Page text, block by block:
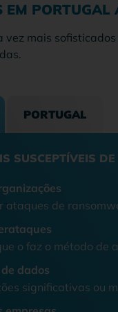
EM
vez mais
PORTUGAL
SUSCEPTÍVEIS
ataques de
o faz o método de
dados
significativas ou